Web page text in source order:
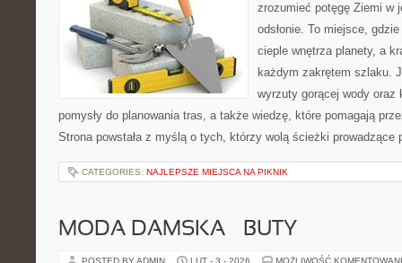
zrozumieć potęgę Ziemi w
odsłonie. To miejsce,
cieple wnętrza planety, a
każdym zakrętem szlaku.
wyrzuty gorącej wody oraz
pomysły do planowania tras, a także wiedzę, które pomagają
Strona powstała z myślą o tych, którzy wolą ścieżki
CATEGORIES: NAJLEPSZE MIEJSCA NA PIKNIK
MODA DAMSKA – BUTY
POSTED BY ADMIN LUT - 3 - 2026 MOŻLIWOŚĆ